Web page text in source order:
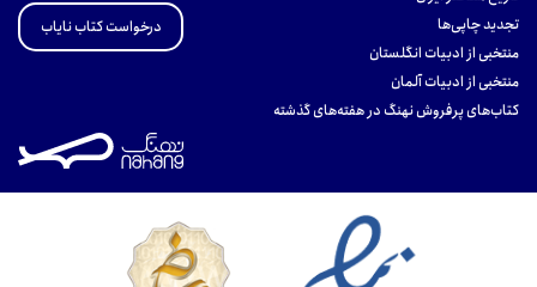
تجدید چاپی‌ها
منتخبی از ادبیات انگلستان
منتخبی از ادبیات آلمان
کتاب‌های پرفروش نهنگ در هفته‌های گذشته
درخواست کتاب نایاب